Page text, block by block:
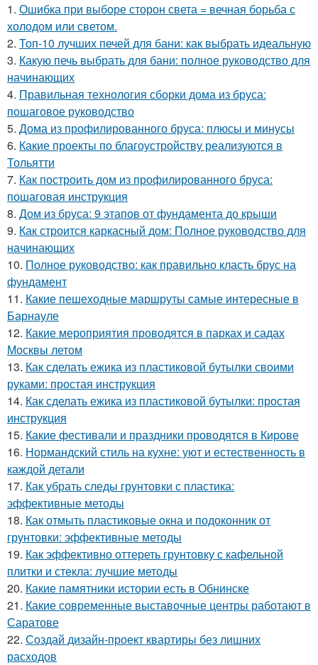
1. Ошибка при выборе сторон света = вечная борьба с
холодом или светом.
2. Топ-10 лучших печей для бани: как выбрать идеальную
3. Какую печь выбрать для бани: полное руководство для
начинающих
4. Правильная технология сборки дома из бруса:
пошаговое руководство
5. Дома из профилированного бруса: плюсы и минусы
6. Какие проекты по благоустройству реализуются в
Тольятти
7. Как построить дом из профилированного бруса:
пошаговая инструкция
8. Дом из бруса: 9 этапов от фундамента до крыши
9. Как строится каркасный дом: Полное руководство для
начинающих
10. Полное руководство: как правильно класть брус на
фундамент
11. Какие пешеходные маршруты самые интересные в
Барнауле
12. Какие мероприятия проводятся в парках и садах
Москвы летом
13. Как сделать ежика из пластиковой бутылки своими
руками: простая инструкция
14. Как сделать ежика из пластиковой бутылки: простая
инструкция
15. Какие фестивали и праздники проводятся в Кирове
16. Нормандский стиль на кухне: уют и естественность в
каждой детали
17. Как убрать следы грунтовки с пластика:
эффективные методы
18. Как отмыть пластиковые окна и подоконник от
грунтовки: эффективные методы
19. Как эффективно оттереть грунтовку с кафельной
плитки и стекла: лучшие методы
20. Какие памятники истории есть в Обнинске
21. Какие современные выставочные центры работают в
Саратове
22. Создай дизайн-проект квартиры без лишних
расходов